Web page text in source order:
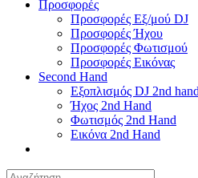
Προσφορές
Προσφορές Εξ/μού DJ
Προσφορές Ήχου
Προσφορές Φωτισμού
Προσφορές Εικόνας
Second Hand
Εξοπλισμός DJ 2nd hand
Ήχος 2nd Hand
Φωτισμός 2nd Hand
Εικόνα 2nd Hand
Αναζήτηση